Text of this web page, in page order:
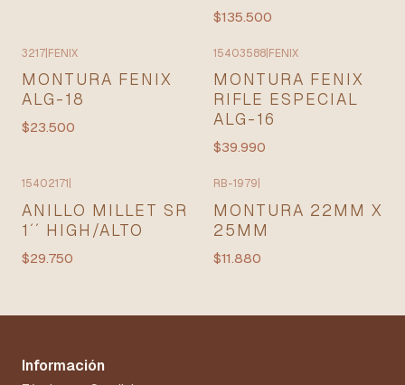
$135.500
3217 FENIX
MONTURA FENIX
ALG-18
$23.500
15403588 FENIX
MONTURA FENIX
RIFLE ESPECIAL
ALG-16
$39.990
15402171
ANILLO MILLET SR
1´´ HIGH/ALTO
$29.750
RB-1979
MONTURA 22MM X
25MM
$11.880
Información